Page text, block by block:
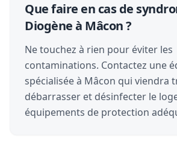
Que faire en cas de
Diogène à Mâcon ?
Ne touchez à rien pour éviter les
contaminations. Contactez une
spécialisée à Mâcon qui viendra
débarrasser et désinfecter le
équipements de protection